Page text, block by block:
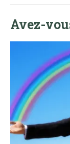
Avez-